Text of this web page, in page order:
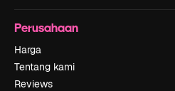
Perusahaan
Harga
Tentang kami
Reviews